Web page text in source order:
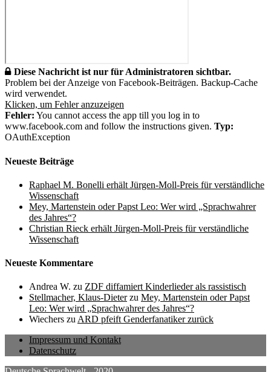
Diese Nachricht ist nur für Administratoren sichtbar.
Problem bei der Anzeige von Facebook-Beiträgen. Backup-Cache
wird verwendet.
Klicken, um Fehler anzuzeigen
Fehler: You cannot access the app till you log in to
www.facebook.com and follow the instructions given. Typ:
OAuthException
Neueste Beiträge
Raphael M. Bonelli erhält Jürgen-Moll-Preis für verständliche
Wissenschaft
Mey, Martenstein oder Papst Leo: Wer wird „Sprachwahrer
des Jahres“?
Christian Rieck erhält Jürgen-Moll-Preis für verständliche
Wissenschaft
Neueste Kommentare
Andrea W. zu ZDF diffamiert Kinderlieder als rassistisch
Stellmacher, Klaus-Dieterzu Mey, Martenstein oder Papst
Leo: Wer wird „Sprachwahrer des Jahres“?
Wiechers zuARD pfeift Genderfanatiker zurück
Impressum und Kontakt
Datenschutz